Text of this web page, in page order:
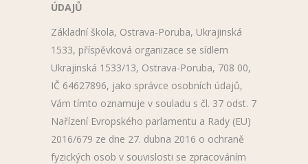
ÚDAJŮ
Základní škola, Ostrava-Poruba, Ukrajinská
1533, příspěvková organizace se sídlem
Ukrajinská 1533/13, Ostrava-Poruba, 708 00,
IČ 64627896, jako správce osobních údajů,
Vám tímto oznamuje v souladu s čl. 37 odst. 7
Nařízení Evropského parlamentu a Rady (EU)
2016/679 ze dne 27. dubna 2016 o ochraně
fyzických osob v souvislosti se zpracováním